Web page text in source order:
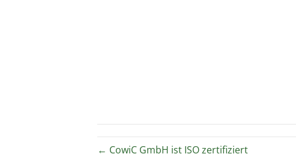
← CowiC GmbH ist ISO zertifiziert